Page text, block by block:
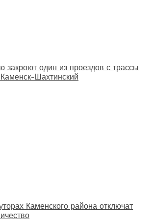
закроют один из проездов с трассы
Шахтинский
Каменского района отключат